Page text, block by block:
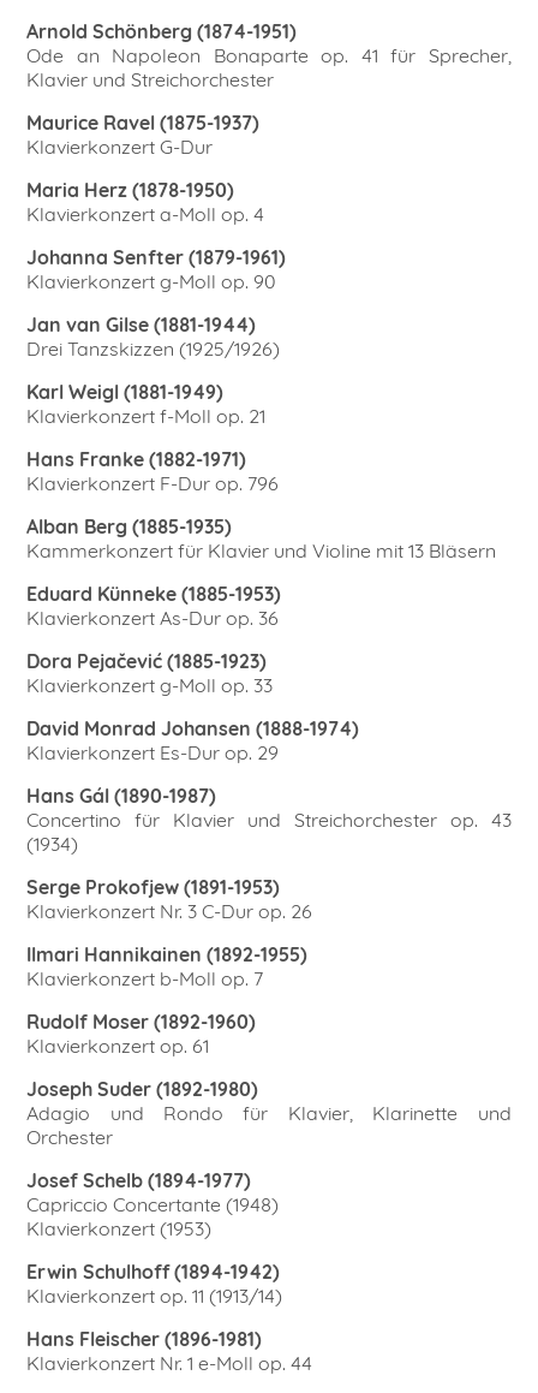
Arnold Schönberg (1874-1951)
Ode an Napoleon Bonaparte op. 41 für Sprecher,
Klavier und Streichorchester
Maurice Ravel (1875-1937)
Klavierkonzert G-Dur
Maria Herz (1878-1950)
Klavierkonzert a-Moll op. 4
Johanna Senfter (1879-1961)
Klavierkonzert g-Moll op. 90
Jan van Gilse (1881-1944)
Drei Tanzskizzen (1925/1926)
Karl Weigl (1881-1949)
Klavierkonzert f-Moll op. 21
Hans Franke (1882-1971)
Klavierkonzert F-Dur op. 796
Alban Berg (1885-1935)
Kammerkonzert für Klavier und Violine mit 13 Bläsern
Eduard Künneke (1885-1953)
Klavierkonzert As-Dur op. 36
Dora Pejačević (1885-1923)
Klavierkonzert g-Moll op. 33
David Monrad Johansen (1888-1974)
Klavierkonzert Es-Dur op. 29
Hans Gál (1890-1987)
Concertino für Klavier und Streichorchester op. 43
(1934)
Serge Prokofjew (1891-1953)
Klavierkonzert Nr. 3 C-Dur op. 26
Ilmari Hannikainen (1892-1955)
Klavierkonzert b-Moll op. 7
Rudolf Moser (1892-1960)
Klavierkonzert op. 61
Joseph Suder (1892-1980)
Adagio und Rondo für Klavier, Klarinette und
Orchester
Josef Schelb (1894-1977)
Capriccio Concertante (1948)
Klavierkonzert (1953)
Erwin Schulhoff (1894-1942)
Klavierkonzert op. 11 (1913/14)
Hans Fleischer (1896-1981)
Klavierkonzert Nr. 1 e-Moll op. 44